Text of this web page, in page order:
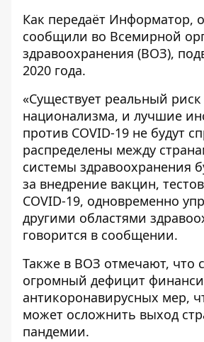
Как передаёт Информатор,
сообщили во Всемирной
здравоохранения (ВОЗ),
2020 года.
«Существует реальный
национализма, и лучшие
против COVID-19 не будут
распределены между
системы здравоохранения
за внедрение вакцин,
COVID-19, одновременно
другими областями
говорится в сообщении.
Также в ВОЗ отмечают, что
огромный дефицит
антикоронавирусных мер,
может осложнить выход
пандемии.